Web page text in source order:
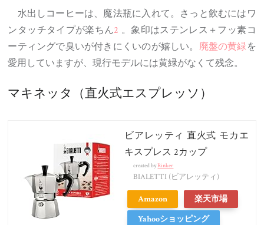
水出しコーヒーは、魔法瓶に入れて。さっと飲むにはワ
ンタッチタイプが楽ちん2 。象印はステンレス＋フッ素コ
ーティングで臭いが付きにくいのが嬉しい。 廃盤の黄緑を
愛用していますが、現行モデルには黄緑がなくて残念。
マキネッタ（直火式エスプレッソ）
ビアレッティ 直火式 モカエ
キスプレス 2カップ
created byRinker
BIALETTI (ビアレッティ)
Amazon
楽天市場
Yahooショッピング